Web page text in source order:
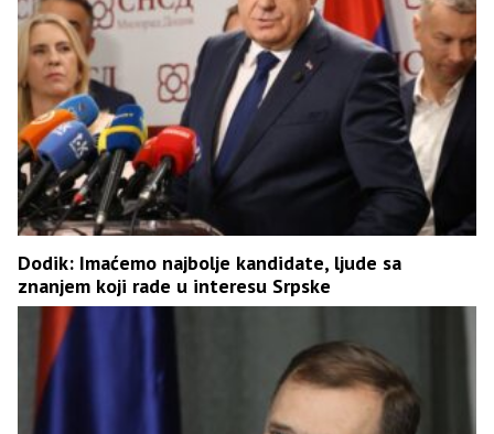
Dodik: Imaćemo najbolje kandidate, ljude sa
znanjem koji rade u interesu Srpske